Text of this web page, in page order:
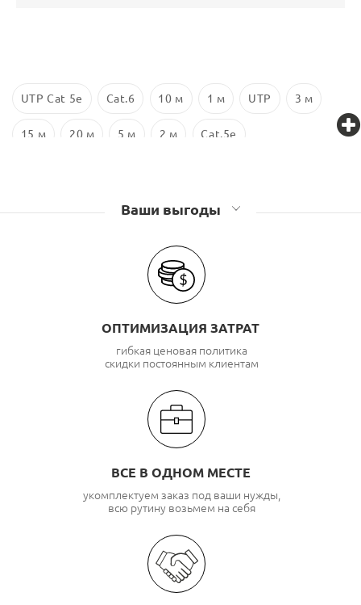
UTP Cat 5e Cat.6 10 м 1 м UTP 3 м
15 м 20 м 5 м 2 м Cat.5e
Ваши выгоды
ОПТИМИЗАЦИЯ ЗАТРАТ
гибкая ценовая политика
скидки постоянным клиентам
ВСЕ В ОДНОМ МЕСТЕ
укомплектуем заказ под ваши нужды,
всю рутину возьмем на себя